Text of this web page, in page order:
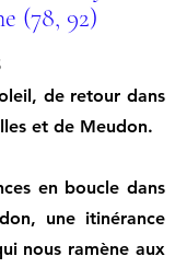
(78, 92)
de retour dans
et de Meudon.
en boucle dans
une itinérance
nous ramène aux